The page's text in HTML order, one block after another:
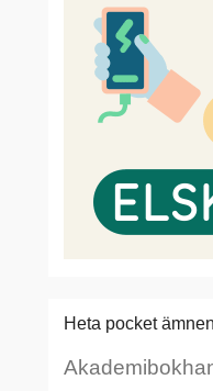
Heta pocket